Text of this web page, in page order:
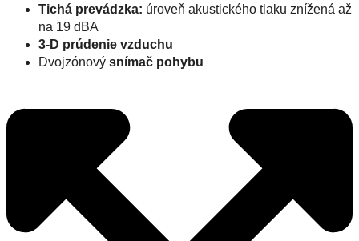
Tichá prevádzka: úroveň akustického tlaku znížená až
na 19 dBA
3-D prúdenie vzduchu
Dvojzónový snímač pohybu